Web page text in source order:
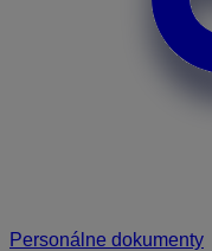
Personálne dokumenty